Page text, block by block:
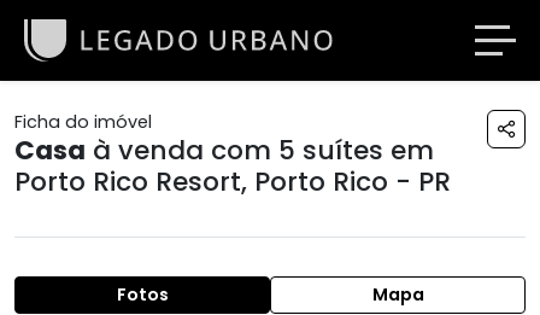
Ficha do imóvel
Casa à venda com 5 suítes em
Porto Rico Resort, Porto Rico - PR
Fotos Mapa